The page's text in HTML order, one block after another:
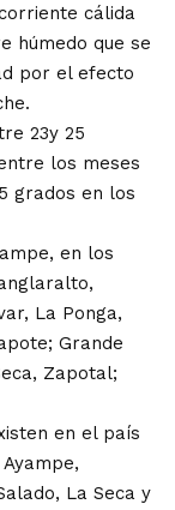
cálida
húmedo que se
por el efecto
23y 25
los meses
grados en los
en los
La Ponga,
Grande
Zapotal;
en el país
La Seca y